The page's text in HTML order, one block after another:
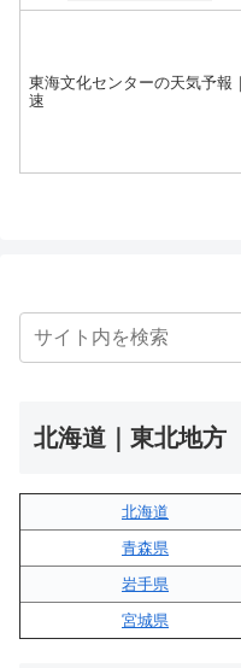
東海文化センターの天気予報
速
北海道｜東北地方
北海道
青森県
岩手県
宮城県